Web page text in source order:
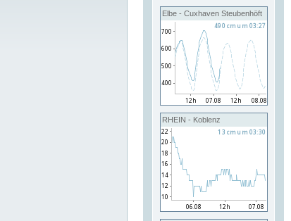
Elbe - Cuxhaven Steubenhöft
RHEIN - Koblenz